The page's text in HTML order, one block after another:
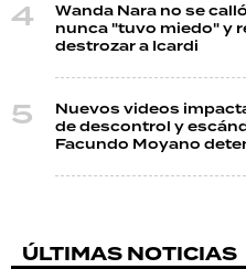
Wanda Nara no se
nunca "tuvo miedo" y
destrozar a Icardi
Nuevos videos
de descontrol y
Facundo Moyano
ÚLTIMAS NOTICIAS